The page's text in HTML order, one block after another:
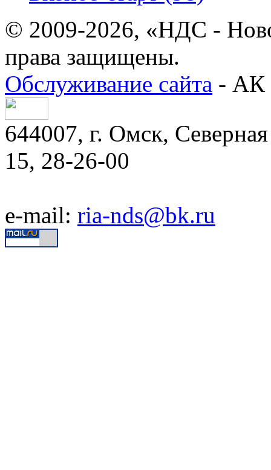
© 2009-2026, «НДС -
права защищены.
Обслуживание сайта - АК
644007, г. Омск,
15, 28-26-00
e-mail: ria-nds@bk.ru